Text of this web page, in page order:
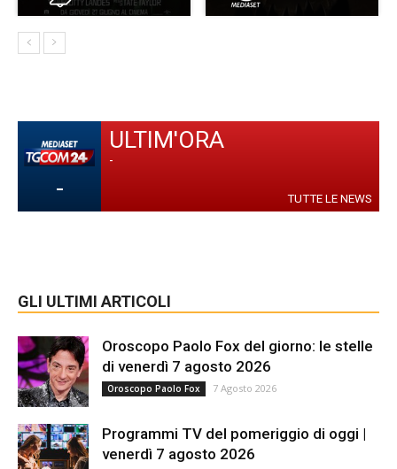
-
ULTIM'ORA
-
TUTTE LE NEWS
GLI ULTIMI ARTICOLI
Oroscopo Paolo Fox del giorno: le stelle
di venerdì 7 agosto 2026
Oroscopo Paolo Fox 7 Agosto 2026
Programmi TV del pomeriggio di oggi |
venerdì 7 agosto 2026